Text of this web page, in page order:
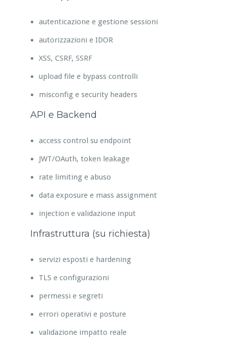
autenticazione e gestione sessioni
autorizzazioni e IDOR
XSS, CSRF, SSRF
upload file e bypass controlli
misconfig e security headers
API e Backend
access control su endpoint
JWT/OAuth, token leakage
rate limiting e abuso
data exposure e mass assignment
injection e validazione input
Infrastruttura (su richiesta)
servizi esposti e hardening
TLS e configurazioni
permessi e segreti
errori operativi e posture
validazione impatto reale